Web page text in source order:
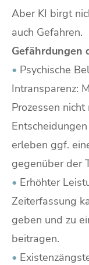
Aber KI birgt
auch Gefahren.
Gefährdungen
• Psychische
Intransparenz:
Prozessen
erleben ggf.
gegenüber der
• Erhöhter
Zeiterfassung
geben und zu
beitragen.
•